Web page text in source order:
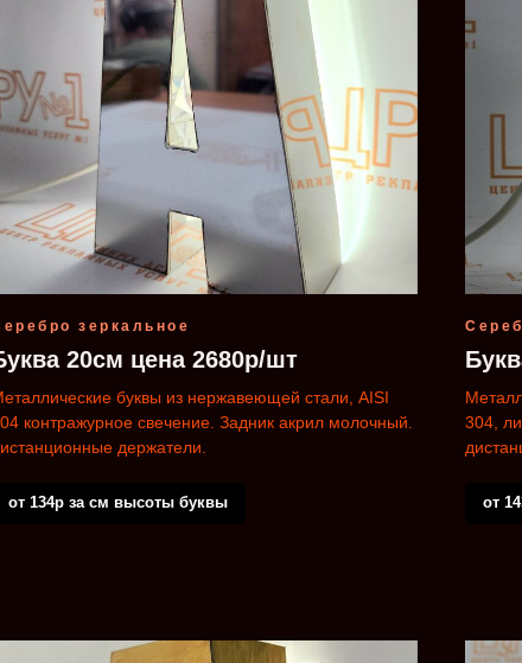
зеркальное
20см цена 2680р/шт
буквы из нержавеющей стали, AISI
контражурное свечение. Задник акрил молочный.
держатели.
от 134р за см высоты буквы
304,
от